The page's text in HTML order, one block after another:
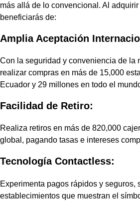
más allá de lo convencional. Al
beneficiarás de:
Amplia Aceptación
Con la seguridad y conveniencia de la
realizar compras en más de 15,000
Ecuador y 29 millones en todo el
Facilidad de Retiro:
Realiza retiros en más de 820,000
global, pagando tasas e intereses
Tecnología Contactless:
Experimenta pagos rápidos y seguros,
establecimientos que muestran el